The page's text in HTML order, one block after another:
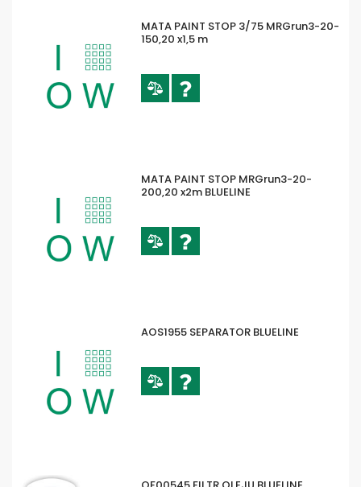
MATA PAINT STOP 3/75 MRGrun3-20-
150,20 x1,5 m
MATA PAINT STOP MRGrun3-20-
200,20 x2m BLUELINE
AOS1955 SEPARATOR BLUELINE